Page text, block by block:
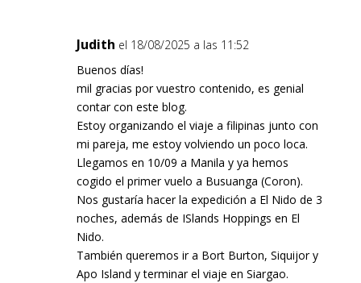
Judith el 18/08/2025 a las 11:52
Buenos días!
mil gracias por vuestro contenido, es genial
contar con este blog.
Estoy organizando el viaje a filipinas junto con
mi pareja, me estoy volviendo un poco loca.
Llegamos en 10/09 a Manila y ya hemos
cogido el primer vuelo a Busuanga (Coron).
Nos gustaría hacer la expedición a El Nido de 3
noches, además de ISlands Hoppings en El
Nido.
También queremos ir a Bort Burton, Siquijor y
Apo Island y terminar el viaje en Siargao.